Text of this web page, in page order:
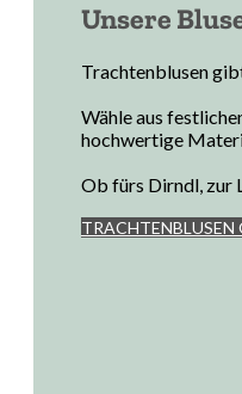
Unsere
Trachtenblusen
Wähle aus
hochwertige
Ob fürs Dirndl, zur
TRACHTENBLUSEN